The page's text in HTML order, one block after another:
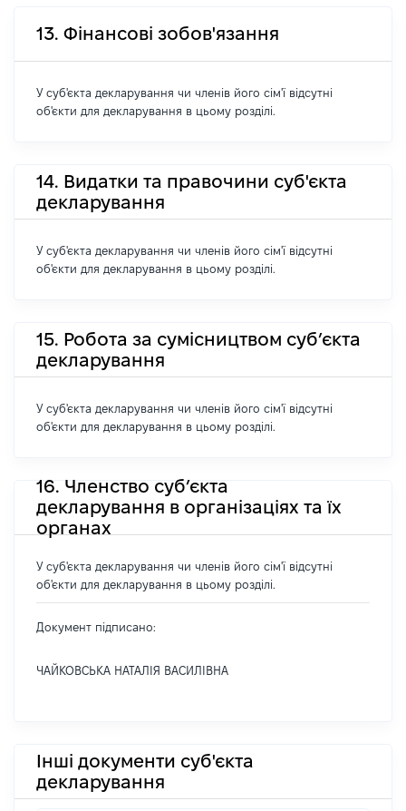
13. Фінансові зобов'язання
У суб'єкта декларування чи членів його сім'ї відсутні
об'єкти для декларування в цьому розділі.
14. Видатки та правочини суб'єкта
декларування
У суб'єкта декларування чи членів його сім'ї відсутні
об'єкти для декларування в цьому розділі.
15. Робота за сумісництвом суб’єкта
декларування
У суб'єкта декларування чи членів його сім'ї відсутні
об'єкти для декларування в цьому розділі.
16. Членство суб’єкта
декларування в організаціях та їх
органах
У суб'єкта декларування чи членів його сім'ї відсутні
об'єкти для декларування в цьому розділі.
Документ підписано:
ЧАЙКОВСЬКА НАТАЛІЯ ВАСИЛІВНА
Інші документи суб'єкта
декларування